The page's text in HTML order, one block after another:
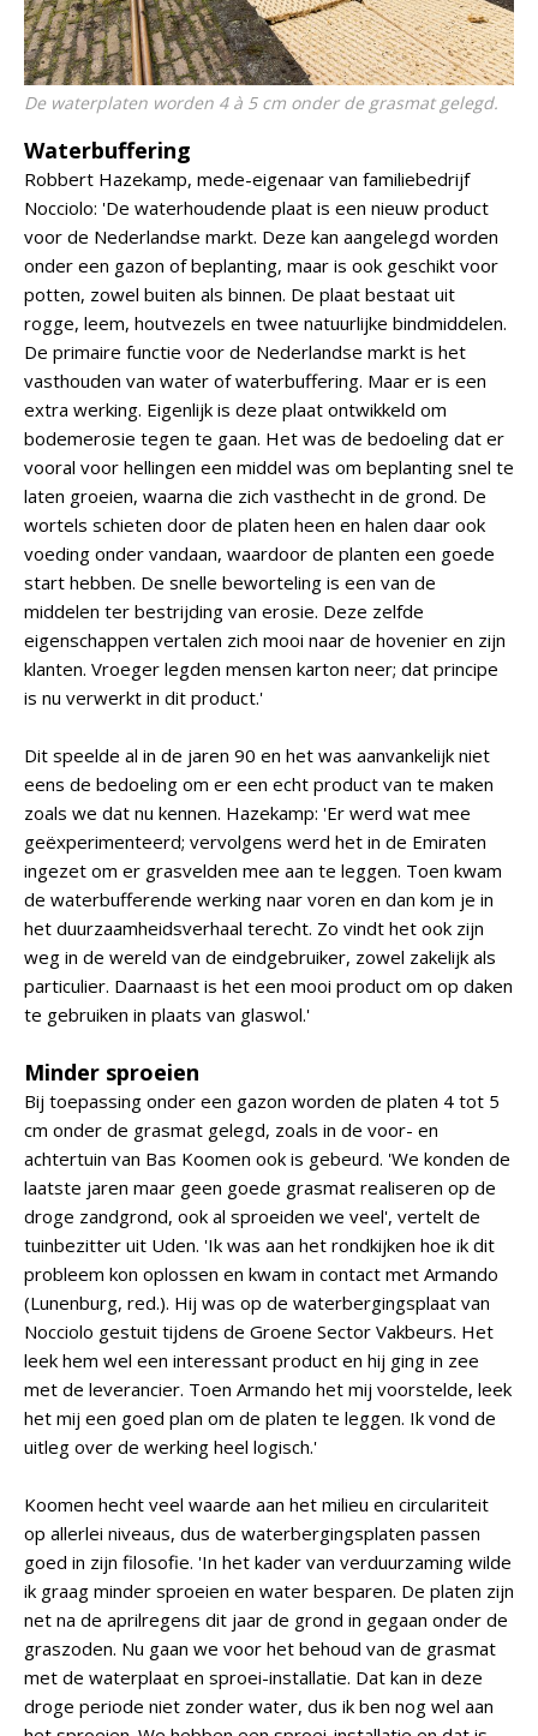
De waterplaten worden 4 à 5 cm onder de grasmat gelegd.
Waterbuffering
Robbert Hazekamp, mede-eigenaar van familiebedrijf
Nocciolo: 'De waterhoudende plaat is een nieuw product
voor de Nederlandse markt. Deze kan aangelegd worden
onder een gazon of beplanting, maar is ook geschikt voor
potten, zowel buiten als binnen. De plaat bestaat uit
rogge, leem, houtvezels en twee natuurlijke bindmiddelen.
De primaire functie voor de Nederlandse markt is het
vasthouden van water of waterbuffering. Maar er is een
extra werking. Eigenlijk is deze plaat ontwikkeld om
bodemerosie tegen te gaan. Het was de bedoeling dat er
vooral voor hellingen een middel was om beplanting snel te
laten groeien, waarna die zich vasthecht in de grond. De
wortels schieten door de platen heen en halen daar ook
voeding onder vandaan, waardoor de planten een goede
start hebben. De snelle beworteling is een van de
middelen ter bestrijding van erosie. Deze zelfde
eigenschappen vertalen zich mooi naar de hovenier en zijn
klanten. Vroeger legden mensen karton neer; dat principe
is nu verwerkt in dit product.'
Dit speelde al in de jaren 90 en het was aanvankelijk niet
eens de bedoeling om er een echt product van te maken
zoals we dat nu kennen. Hazekamp: 'Er werd wat mee
geëxperimenteerd; vervolgens werd het in de Emiraten
ingezet om er grasvelden mee aan te leggen. Toen kwam
de waterbufferende werking naar voren en dan kom je in
het duurzaamheidsverhaal terecht. Zo vindt het ook zijn
weg in de wereld van de eindgebruiker, zowel zakelijk als
particulier. Daarnaast is het een mooi product om op daken
te gebruiken in plaats van glaswol.'
Minder sproeien
Bij toepassing onder een gazon worden de platen 4 tot 5
cm onder de grasmat gelegd, zoals in de voor- en
achtertuin van Bas Koomen ook is gebeurd. 'We konden de
laatste jaren maar geen goede grasmat realiseren op de
droge zandgrond, ook al sproeiden we veel', vertelt de
tuinbezitter uit Uden. 'Ik was aan het rondkijken hoe ik dit
probleem kon oplossen en kwam in contact met Armando
(Lunenburg, red.). Hij was op de waterbergingsplaat van
Nocciolo gestuit tijdens de Groene Sector Vakbeurs. Het
leek hem wel een interessant product en hij ging in zee
met de leverancier. Toen Armando het mij voorstelde, leek
het mij een goed plan om de platen te leggen. Ik vond de
uitleg over de werking heel logisch.'
Koomen hecht veel waarde aan het milieu en circulariteit
op allerlei niveaus, dus de waterbergingsplaten passen
goed in zijn filosofie. 'In het kader van verduurzaming wilde
ik graag minder sproeien en water besparen. De platen zijn
net na de aprilregens dit jaar de grond in gegaan onder de
graszoden. Nu gaan we voor het behoud van de grasmat
met de waterplaat en sproei-installatie. Dat kan in deze
droge periode niet zonder water, dus ik ben nog wel aan